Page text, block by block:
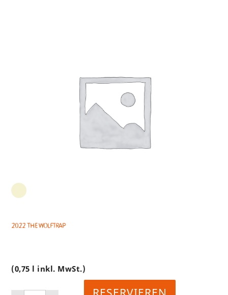
2022 The Wolftrap
(0,75 l inkl. MwSt.)